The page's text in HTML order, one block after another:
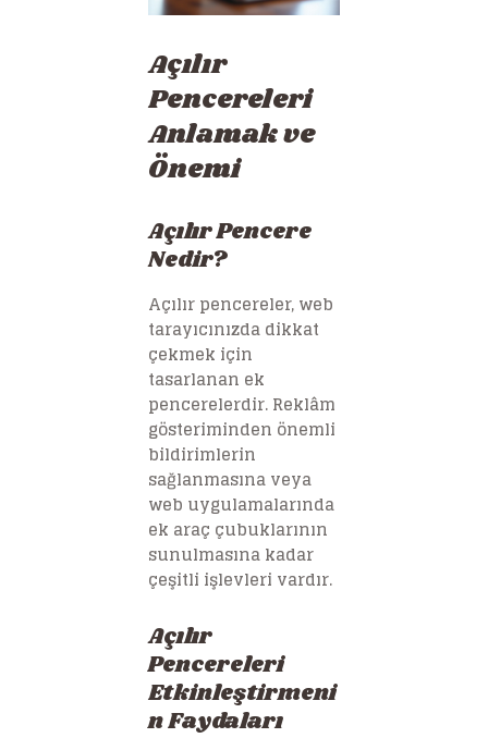
Açılır
Pencereleri
Anlamak ve
Önemi
Açılır Pencere
Nedir?
Açılır pencereler, web
tarayıcınızda dikkat
çekmek için
tasarlanan ek
pencerelerdir. Reklâm
gösteriminden önemli
bildirimlerin
sağlanmasına veya
web uygulamalarında
ek araç çubuklarının
sunulmasına kadar
çeşitli işlevleri vardır.
Açılır
Pencereleri
Etkinleştirmeni
n Faydaları